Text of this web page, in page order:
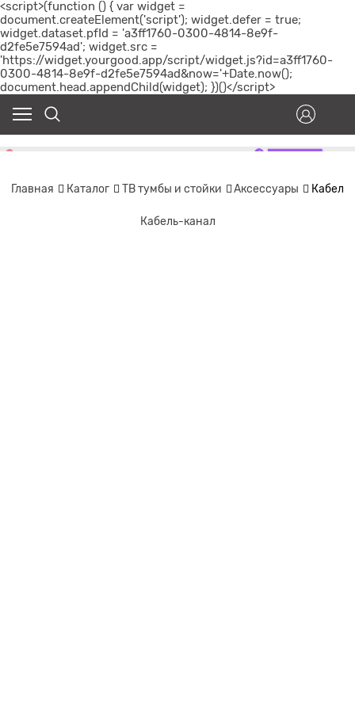
<script>(function () { var widget =
document.createElement('script'); widget.defer = true;
widget.dataset.pfId = 'a3ff1760-0300-4814-8e9f-
d2fe5e7594ad'; widget.src =
'https://widget.yourgood.app/script/widget.js?id=a3ff1760-
0300-4814-8e9f-d2fe5e7594ad&now='+Date.now();
document.head.appendChild(widget); })()</script>
Главная Каталог ТВ тумбы и стойки Аксессуары
Кабель-канал